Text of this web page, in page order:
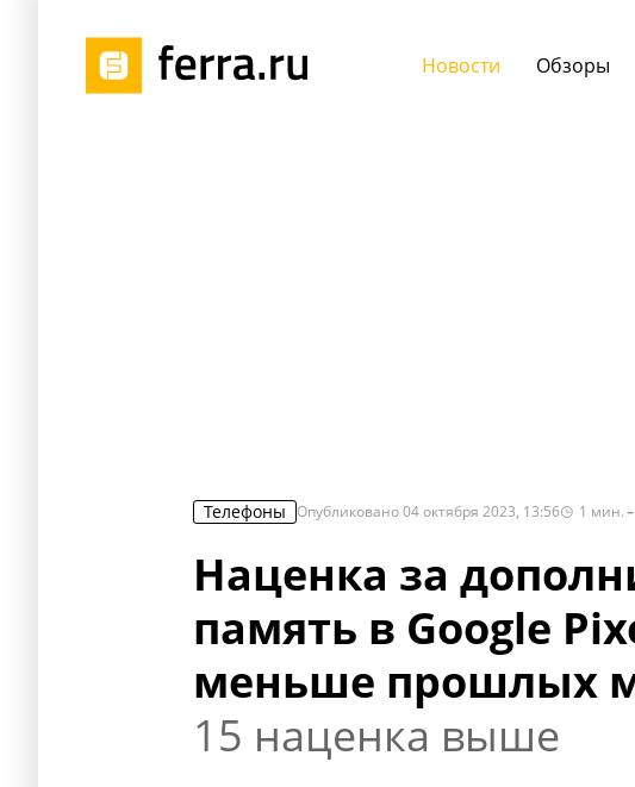
Новости Обзоры
Телефоны Опубликовано04 октября 2023, 13:56 1 мин.
Наценка за
память в Google
меньше прошлых
15 наценка выше